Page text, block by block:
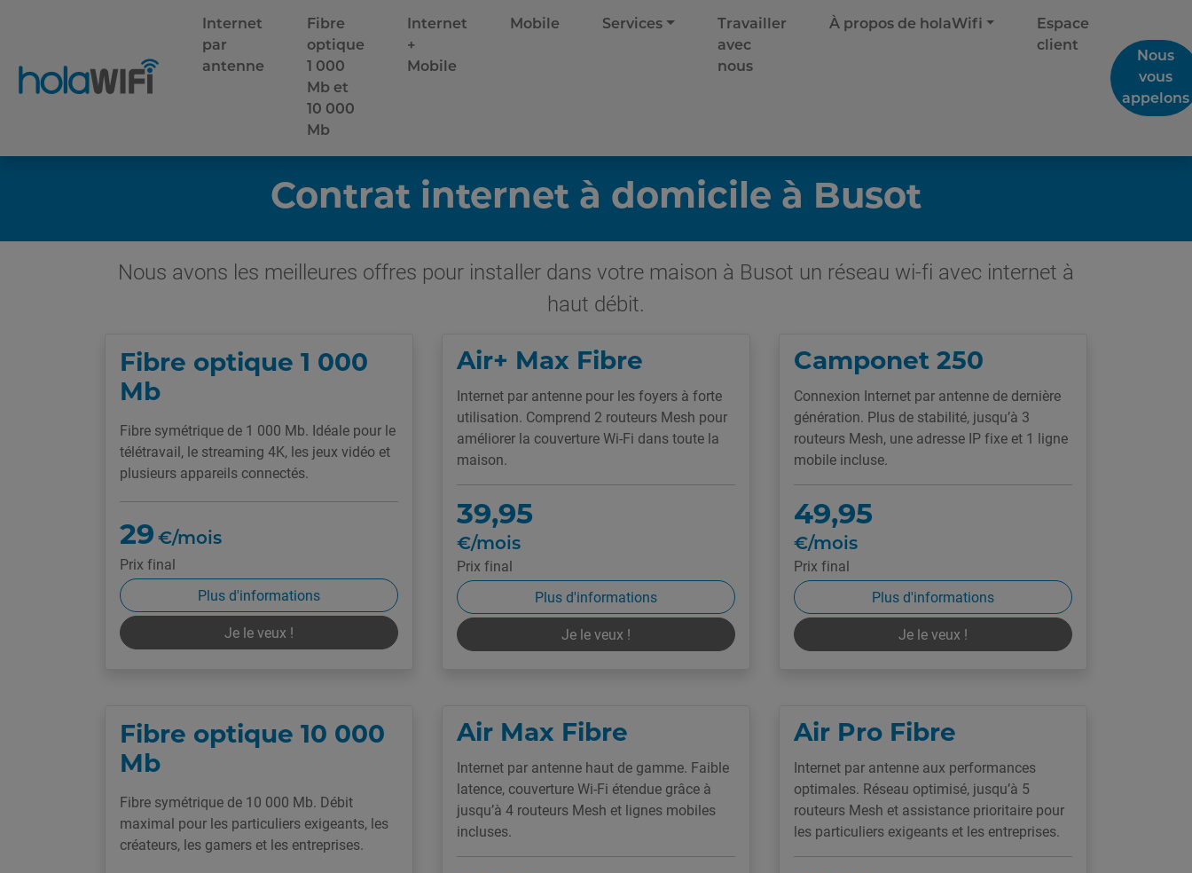
Internet
par
antenne
Fibre
optique
1 000
Mb et
10 000
Mb
Internet
+
Mobile
Mobile Services
Travailler
avec
nous
À propos de holaWifi
Espace
client
Nous
vous
appelons
Contrat internet à domicile à Busot
Nous avons les meilleures offres pour installer dans votre maison à Busot un réseau wi-fi avec internet à
haut débit.
Fibre optique 1 000
Mb
Fibre symétrique de 1 000 Mb. Idéale pour le
télétravail, le streaming 4K, les jeux vidéo et
plusieurs appareils connectés.
29 €/mois
Prix final
Plus d'informations
Je le veux !
Air+ Max Fibre
Internet par antenne pour les foyers à forte
utilisation. Comprend 2 routeurs Mesh pour
améliorer la couverture Wi-Fi dans toute la
maison.
39,95
€/mois
Prix final
Plus d'informations
Je le veux !
Camponet 250
Connexion Internet par antenne de dernière
génération. Plus de stabilité, jusqu’à 3
routeurs Mesh, une adresse IP fixe et 1 ligne
mobile incluse.
49,95
€/mois
Prix final
Plus d'informations
Je le veux !
Fibre optique 10 000
Mb
Fibre symétrique de 10 000 Mb. Débit
maximal pour les particuliers exigeants, les
créateurs, les gamers et les entreprises.
Air Max Fibre
Internet par antenne haut de gamme. Faible
latence, couverture Wi-Fi étendue grâce à
jusqu’à 4 routeurs Mesh et lignes mobiles
incluses.
Air Pro Fibre
Internet par antenne aux performances
optimales. Réseau optimisé, jusqu’à 5
routeurs Mesh et assistance prioritaire pour
les particuliers exigeants et les entreprises.